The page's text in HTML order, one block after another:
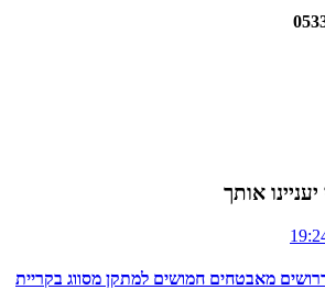
אותך
מאבטחים חמושים למתקן מסווג בקריית